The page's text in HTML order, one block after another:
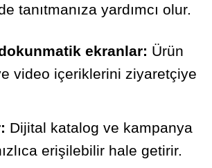
tanıtmanıza yardımcı olur.
ekranlar: Ürün
video içeriklerini ziyaretçiye
Dijital katalog ve kampanya
erişilebilir hale getirir.